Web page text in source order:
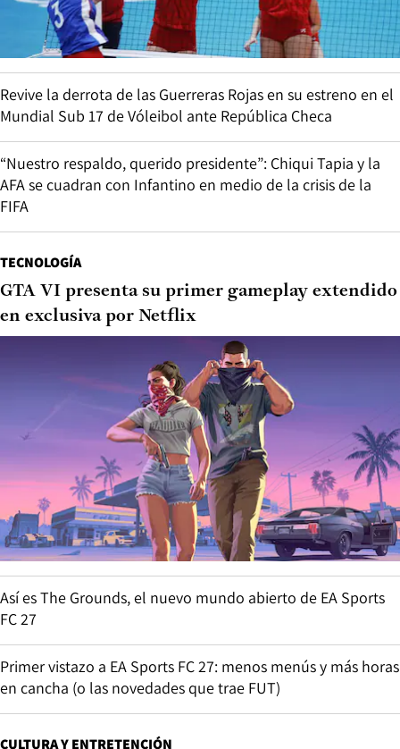
Revive la derrota de las Guerreras Rojas en su estreno en el
Mundial Sub 17 de Vóleibol ante República Checa
“Nuestro respaldo, querido presidente”: Chiqui Tapia y la
AFA se cuadran con Infantino en medio de la crisis de la
FIFA
TECNOLOGÍA
GTA VI presenta su primer gameplay extendido
en exclusiva por Netflix
Así es The Grounds, el nuevo mundo abierto de EA Sports
FC 27
Primer vistazo a EA Sports FC 27: menos menús y más horas
en cancha (o las novedades que trae FUT)
CULTURA Y ENTRETENCIÓN